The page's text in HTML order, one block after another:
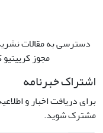
دسترسی به مقالات
مجوز کرییتیو
اشتراک خبرنامه
برای دریافت اخبار و
مشترک شوید.